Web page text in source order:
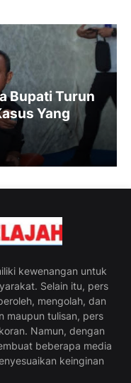
Bupati Turun
Yang
kewenangan untuk
Selain itu, pers
mengolah, dan
maupun tulisan, pers
Namun, dengan
beberapa media
keinginan